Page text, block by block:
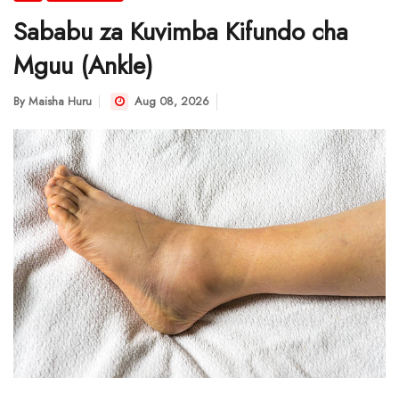
Sababu za Kuvimba Kifundo cha
Mguu (Ankle)
By Maisha Huru Aug 08, 2026